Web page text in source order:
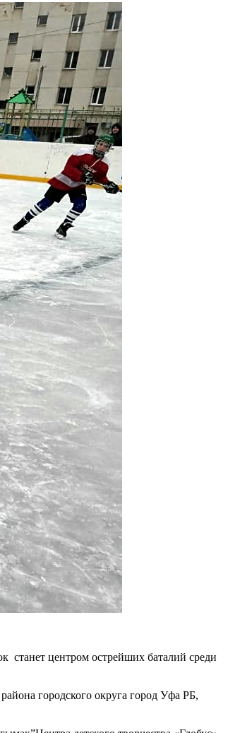
станет центром острейших баталий среди
городского округа город Уфа РБ,